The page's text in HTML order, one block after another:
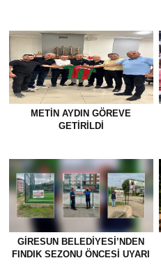
METİN AYDIN GÖREVE
GETİRİLDİ
GİRESUN BELEDİYESİ’NDEN
FINDIK SEZONU ÖNCESİ UYARI